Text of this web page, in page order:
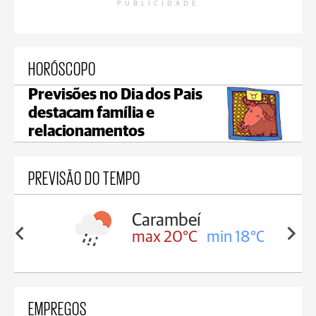
PUBLICIDADE
HORÓSCOPO
Previsões no Dia dos Pais
destacam família e
relacionamentos
PREVISÃO DO TEMPO
18°C
Carambeí
max 20°C min 18°C
EMPREGOS